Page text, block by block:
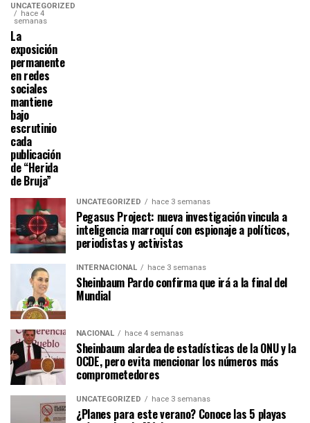
UNCATEGORIZED
hace 4
semanas
La
exposición
permanente
en redes
sociales
mantiene
bajo
escrutinio
cada
publicación
de “Herida
de Bruja”
UNCATEGORIZED hace 3 semanas
Pegasus Project: nueva investigación vincula a
inteligencia marroquí con espionaje a políticos,
periodistas y activistas
INTERNACIONAL hace 3 semanas
Sheinbaum Pardo confirma que irá a la final del
Mundial
NACIONAL hace 4 semanas
Sheinbaum alardea de estadísticas de la ONU y la
OCDE, pero evita mencionar los números más
comprometedores
UNCATEGORIZED hace 3 semanas
¿Planes para este verano? Conoce las 5 playas